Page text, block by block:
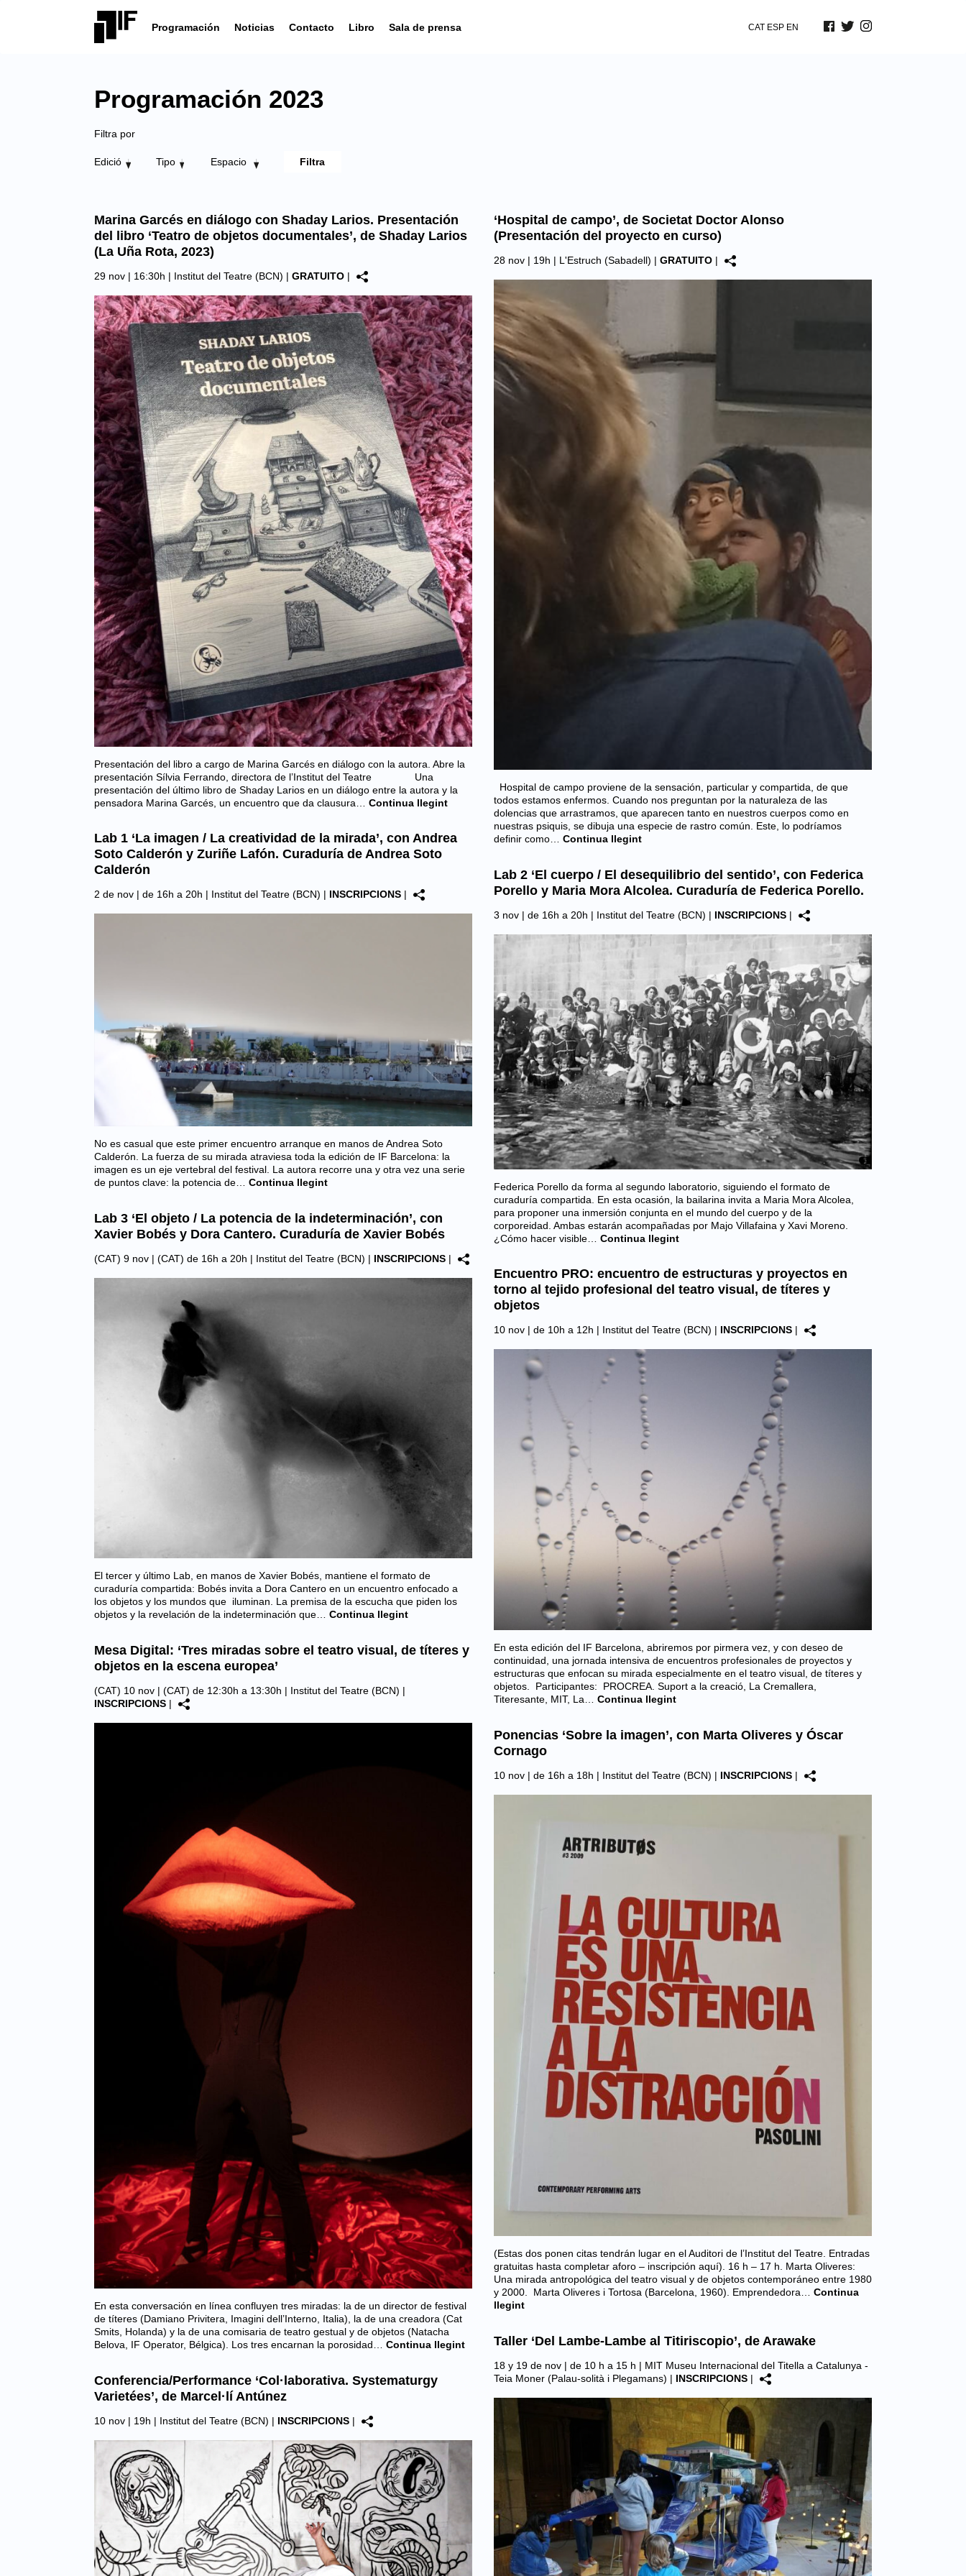
Programación Noticias Contacto Libro Sala de prensa CAT ESP EN
Programación 2023
Filtra por
Edició Tipo Espacio
Marina Garcés en diálogo con Shaday Larios. Presentación
del libro ‘Teatro de objetos documentales’, de Shaday Larios
(La Uña Rota, 2023)
29 nov | 16:30h | Institut del Teatre (BCN) | GRATUITO |
Presentación del libro a cargo de Marina Garcés en diálogo con la autora. Abre la
presentación Sílvia Ferrando, directora de l’Institut del Teatre Una
presentación del último libro de Shaday Larios en un diálogo entre la autora y la
pensadora Marina Garcés, un encuentro que da clausura…
Continua llegint
‘Hospital de campo’, de Societat Doctor Alonso
(Presentación del proyecto en curso)
28 nov | 19h | L'Estruch (Sabadell) | GRATUITO |
Hospital de campo proviene de la sensación, particular y compartida, de que
todos estamos enfermos. Cuando nos preguntan por la naturaleza de las
dolencias que arrastramos, que aparecen tanto en nuestros cuerpos como en
nuestras psiquis, se dibuja una especie de rastro común. Este, lo podríamos
definir como…
Continua llegint
Lab 1 ‘La imagen / La creatividad de la mirada’, con Andrea
Soto Calderón y Zuriñe Lafón. Curaduría de Andrea Soto
Calderón
2 de nov | de 16h a 20h | Institut del Teatre (BCN) | INSCRIPCIONS |
No es casual que este primer encuentro arranque en manos de Andrea Soto
Calderón. La fuerza de su mirada atraviesa toda la edición de IF Barcelona: la
imagen es un eje vertebral del festival. La autora recorre una y otra vez una serie
de puntos clave: la potencia de…
Continua llegint
Lab 2 ‘El cuerpo / El desequilibrio del sentido’, con Federica
Porello y Maria Mora Alcolea. Curaduría de Federica Porello.
3 nov | de 16h a 20h | Institut del Teatre (BCN) | INSCRIPCIONS |
Federica Porello da forma al segundo laboratorio, siguiendo el formato de
curaduría compartida. En esta ocasión, la bailarina invita a Maria Mora Alcolea,
para proponer una inmersión conjunta en el mundo del cuerpo y de la
corporeidad. Ambas estarán acompañadas por Majo Villafaina y Xavi Moreno.
¿Cómo hacer visible…
Continua llegint
Lab 3 ‘El objeto / La potencia de la indeterminación’, con
Xavier Bobés y Dora Cantero. Curaduría de Xavier Bobés
(CAT) 9 nov | (CAT) de 16h a 20h | Institut del Teatre (BCN) | INSCRIPCIONS |
El tercer y último Lab, en manos de Xavier Bobés, mantiene el formato de
curaduría compartida: Bobés invita a Dora Cantero en un encuentro enfocado a
los objetos y los mundos que iluminan. La premisa de la escucha que piden los
objetos y la revelación de la indeterminación que…
Continua llegint
Encuentro PRO: encuentro de estructuras y proyectos en
torno al tejido profesional del teatro visual, de títeres y
objetos
10 nov | de 10h a 12h | Institut del Teatre (BCN) | INSCRIPCIONS |
En esta edición del IF Barcelona, abriremos por pirmera vez, y con deseo de
continuidad, una jornada intensiva de encuentros profesionales de proyectos y
estructuras que enfocan su mirada especialmente en el teatro visual, de títeres y
objetos. Participantes: PROCREA. Suport a la creació, La Cremallera,
Titeresante, MIT, La…
Continua llegint
Mesa Digital: ‘Tres miradas sobre el teatro visual, de títeres y
objetos en la escena europea’
(CAT) 10 nov | (CAT) de 12:30h a 13:30h | Institut del Teatre (BCN) |
INSCRIPCIONS |
En esta conversación en línea confluyen tres miradas: la de un director de festival
de títeres (Damiano Privitera, Imagini dell’Interno, Italia), la de una creadora (Cat
Smits, Holanda) y la de una comisaria de teatro gestual y de objetos (Natacha
Belova, IF Operator, Bélgica). Los tres encarnan la porosidad… Continua llegint
Ponencias ‘Sobre la imagen’, con Marta Oliveres y Óscar
Cornago
10 nov | de 16h a 18h | Institut del Teatre (BCN) | INSCRIPCIONS |
(Estas dos ponen citas tendrán lugar en el Auditori de l’Institut del Teatre. Entradas
gratuitas hasta completar aforo – inscripción aquí). 16 h – 17 h. Marta Oliveres:
Una mirada antropológica del teatro visual y de objetos contemporáneo entre 1980
y 2000. Marta Oliveres i Tortosa (Barcelona, 1960). Emprendedora…
Continua
llegint
Taller ‘Del Lambe-Lambe al Titiriscopio’, de Arawake
18 y 19 de nov | de 10 h a 15 h | MIT Museu Internacional del Titella a Catalunya -
Teia Moner (Palau-solità i Plegamans) | INSCRIPCIONS |
Conferencia/Performance ‘Col·laborativa. Systematurgy
Varietées’, de Marcel·lí Antúnez
10 nov | 19h | Institut del Teatre (BCN) | INSCRIPCIONS |